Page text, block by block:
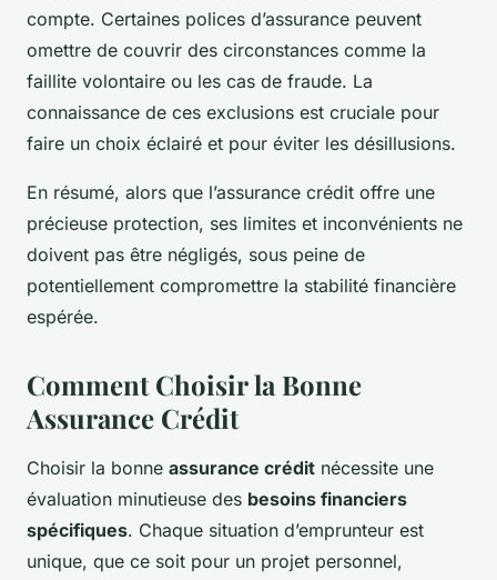
compte. Certaines polices d’assurance peuvent
omettre de couvrir des circonstances comme la
faillite volontaire ou les cas de fraude. La
connaissance de ces exclusions est cruciale pour
faire un choix éclairé et pour éviter les désillusions.
En résumé, alors que l’assurance crédit offre une
précieuse protection, ses limites et inconvénients ne
doivent pas être négligés, sous peine de
potentiellement compromettre la stabilité financière
espérée.
Comment Choisir la Bonne
Assurance Crédit
Choisir la bonne assurance crédit nécessite une
évaluation minutieuse des besoins financiers
spécifiques. Chaque situation d’emprunteur est
unique, que ce soit pour un projet personnel,